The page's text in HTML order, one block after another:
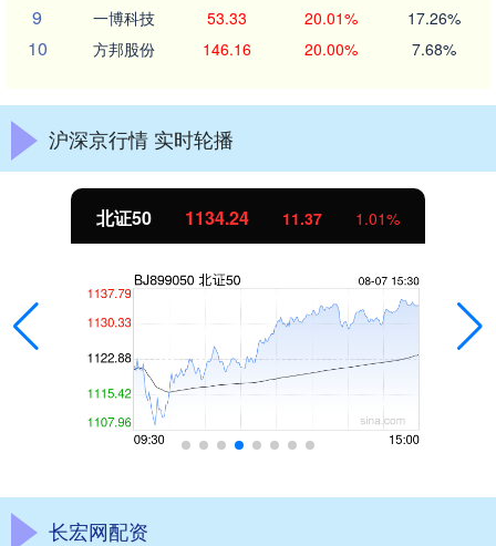
9 一博科技 53.33 20.01% 17.26%
10 方邦股份 146.16 20.00% 7.68%
沪深京行情 实时轮播
北证50 1134.24 11.37 1.01%
长宏网配资